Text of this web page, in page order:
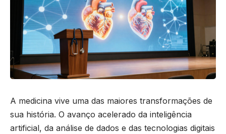
A medicina vive uma das maiores transformações de
sua história. O avanço acelerado da inteligência
artificial, da análise de dados e das tecnologias digitais